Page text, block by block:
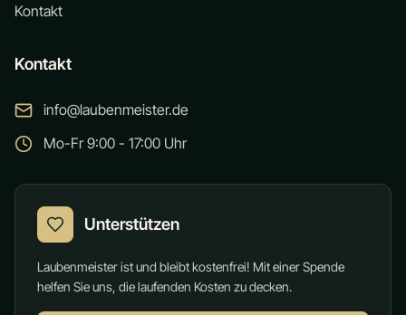
Kontakt
Kontakt
info@laubenmeister.de
Mo-Fr 9:00 - 17:00 Uhr
Unterstützen
Laubenmeister ist und bleibt kostenfrei! Mit einer Spende
helfen Sie uns, die laufenden Kosten zu decken.